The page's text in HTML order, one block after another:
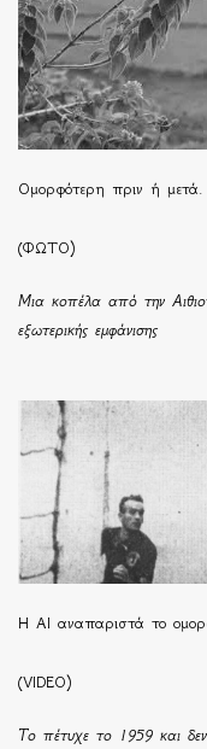
Ομορφότερη πριν ή μετά.
(ΦΩΤΟ)
Μια κοπέλα από την
εξωτερικής εμφάνισης
Η ΑΙ αναπαριστά το
(VIDEO)
Το πέτυχε το 1959 και